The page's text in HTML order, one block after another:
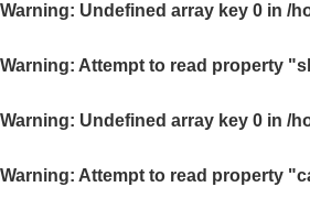
Warning: Undefined array key 0 in /
Warning: Attempt to read property
Warning: Undefined array key 0 in /
Warning: Attempt to read property